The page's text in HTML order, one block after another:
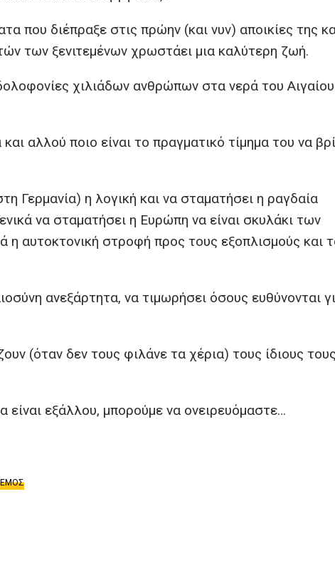
που διέπραξε στις πρώην (και νυν) αποικίες της
των ξενιτεμένων χρωστάει μια καλύτερη ζωή.
χιλιάδων ανθρώπων στα νερά του
αλλού ποιο είναι το πραγματικό τίμημα του να
Γερμανία) η λογική και να σταματήσει η ραγδαία
να σταματήσει η Ευρώπη να είναι σκυλάκι των
η αυτοκτονική στροφή προς τους εξοπλισμούς και
ανεξάρτητα, να τιμωρήσει όσους ευθύνονται
(όταν δεν τους φιλάνε τα χέρια) τους ίδιους
είναι εξάλλου, μπορούμε να ονειρευόμαστε…